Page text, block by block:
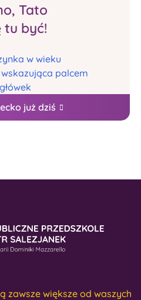
Tato
tu być!
już dziś
zawsze większe od waszych